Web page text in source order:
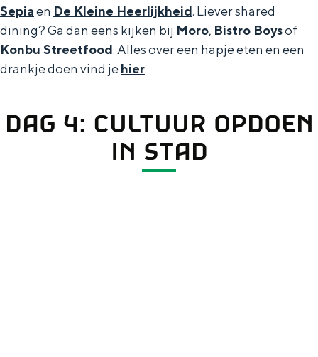
Sepiaen De Kleine Heerlijkheid. Liever shared
dining? Ga dan eens kijken bij Moro, Bistro Boysof
Konbu Streetfood. Alles over een hapje eten en een
drankje doen vind jehier.
DAG 4: CULTUUR OPDOEN
IN STAD